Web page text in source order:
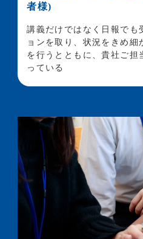
者様)
講義だけではなく日報でも
ョンを取り、状況をきめ細
を行うとともに、貴社ご担
っている